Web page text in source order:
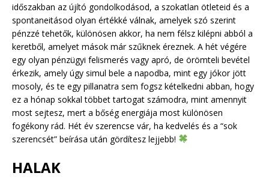
időszakban az újító gondolkodásod, a szokatlan ötleteid és a
spontaneitásod olyan értékké válnak, amelyek szó szerint
pénzzé tehetők, különösen akkor, ha nem félsz kilépni abból a
keretből, amelyet mások már szűknek éreznek. A hét végére
egy olyan pénzügyi felismerés vagy apró, de örömteli bevétel
érkezik, amely úgy simul bele a napodba, mint egy jókor jött
mosoly, és te egy pillanatra sem fogsz kételkedni abban, hogy
ez a hónap sokkal többet tartogat számodra, mint amennyit
most sejtesz, mert a bőség energiája most különösen
fogékony rád. Hét év szerencse vár, ha kedvelés és a “sok
szerencsét” beírása után gördítesz lejjebb!
HALAK